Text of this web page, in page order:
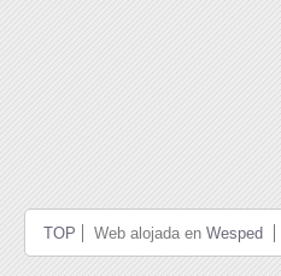
TOP Web alojada en Wesped